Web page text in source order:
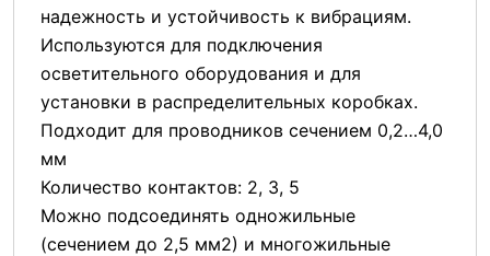
надежность и устойчивость к вибрациям.
Используются для подключения
осветительного оборудования и для
установки в распределительных коробках.
Подходит для проводников сечением 0,2…4,0
мм
Количество контактов: 2, 3, 5
Можно подсоединять одножильные
(сечением до 2,5 мм2) и многожильные